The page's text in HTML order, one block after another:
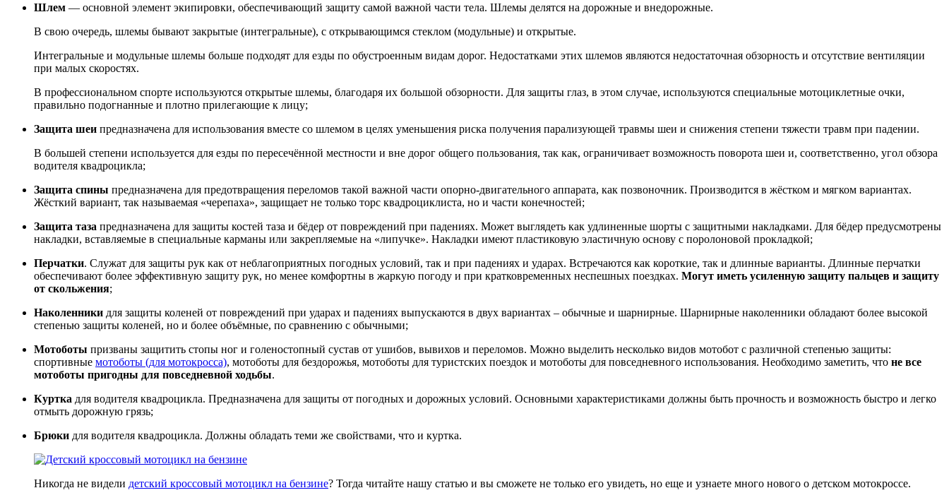
Шлем — основной элемент экипировки, обеспечивающий защиту самой важной части тела. Шлемы делятся на дорожные и внедорожные.
В свою очередь, шлемы бывают закрытые (интегральные), с открывающимся стеклом (модульные) и открытые.
Интегральные и модульные шлемы больше подходят для езды по обустроенным видам дорог. Недостатками этих шлемов являются недостаточная обзорность и отсутствие вентиляции
при малых скоростях.
В профессиональном спорте используются открытые шлемы, благодаря их большой обзорности. Для защиты глаз, в этом случае, используются специальные мотоциклетные очки,
правильно подогнанные и плотно прилегающие к лицу;
Защита шеи предназначена для использования вместе со шлемом в целях уменьшения риска получения парализующей травмы шеи и снижения степени тяжести травм при падении.
В большей степени используется для езды по пересечённой местности и вне дорог общего пользования, так как, ограничивает возможность поворота шеи и, соответственно, угол обзора
водителя квадроцикла;
Защита спины предназначена для предотвращения переломов такой важной части опорно-двигательного аппарата, как позвоночник. Производится в жёстком и мягком вариантах.
Жёсткий вариант, так называемая «черепаха», защищает не только торс квадроциклиста, но и части конечностей;
Защита таза предназначена для защиты костей таза и бёдер от повреждений при падениях. Может выглядеть как удлиненные шорты с защитными накладками. Для бёдер предусмотрены
накладки, вставляемые в специальные карманы или закрепляемые на «липучке». Накладки имеют пластиковую эластичную основу с поролоновой прокладкой;
Перчатки. Служат для защиты рук как от неблагоприятных погодных условий, так и при падениях и ударах. Встречаются как короткие, так и длинные варианты. Длинные перчатки
обеспечивают более эффективную защиту рук, но менее комфортны в жаркую погоду и при кратковременных неспешных поездках. Могут иметь усиленную защиту пальцев и защиту
от скольжения;
Наколенники для защиты коленей от повреждений при ударах и падениях выпускаются в двух вариантах – обычные и шарнирные. Шарнирные наколенники обладают более высокой
степенью защиты коленей, но и более объёмные, по сравнению с обычными;
Мотоботы призваны защитить стопы ног и голеностопный сустав от ушибов, вывихов и переломов. Можно выделить несколько видов мотобот с различной степенью защиты:
спортивные мотоботы (для мотокросса), мотоботы для бездорожья, мотоботы для туристских поездок и мотоботы для повседневного использования. Необходимо заметить, что не все
мотоботы пригодны для повседневной ходьбы.
Куртка для водителя квадроцикла. Предназначена для защиты от погодных и дорожных условий. Основными характеристиками должны быть прочность и возможность быстро и легко
отмыть дорожную грязь;
Брюки для водителя квадроцикла. Должны обладать теми же свойствами, что и куртка.
Никогда не видели детский кроссовый мотоцикл на бензине? Тогда читайте нашу статью и вы сможете не только его увидеть, но еще и узнаете много нового о детском мотокроссе.